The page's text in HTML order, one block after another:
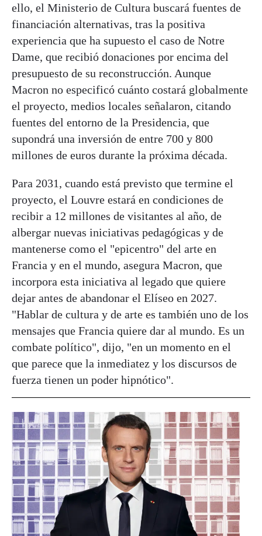
ello, el Ministerio de Cultura buscará fuentes de
financiación alternativas, tras la positiva
experiencia que ha supuesto el caso de Notre
Dame, que recibió donaciones por encima del
presupuesto de su reconstrucción. Aunque
Macron no especificó cuánto costará globalmente
el proyecto, medios locales señalaron, citando
fuentes del entorno de la Presidencia, que
supondrá una inversión de entre 700 y 800
millones de euros durante la próxima década.
Para 2031, cuando está previsto que termine el
proyecto, el Louvre estará en condiciones de
recibir a 12 millones de visitantes al año, de
albergar nuevas iniciativas pedagógicas y de
mantenerse como el "epicentro" del arte en
Francia y en el mundo, asegura Macron, que
incorpora esta iniciativa al legado que quiere
dejar antes de abandonar el Elíseo en 2027.
"Hablar de cultura y de arte es también uno de los
mensajes que Francia quiere dar al mundo. Es un
combate político", dijo, "en un momento en el
que parece que la inmediatez y los discursos de
fuerza tienen un poder hipnótico".